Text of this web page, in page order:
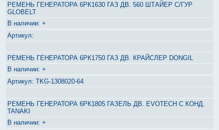
РЕМЕНЬ ГЕНЕРАТОРА 6РК1630 ГАЗ ДВ. 560 ШТАЙЕР С/ГУР
GLOBELT
+
РЕМЕНЬ ГЕНЕРАТОРА 6РК1750 ГАЗ ДВ. КРАЙСЛЕР DONGIL
+
TKG-1308020-64
РЕМЕНЬ ГЕНЕРАТОРА 6РК1805 ГАЗЕЛЬ ДВ. EVOTECH С КОНД.
TANAKI
+